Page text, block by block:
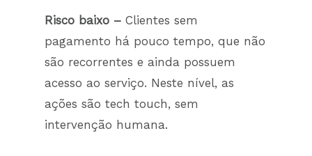
Risco baixo – Clientes sem
pagamento há pouco tempo, que não
são recorrentes e ainda possuem
acesso ao serviço. Neste nível, as
ações são tech touch, sem
intervenção humana.